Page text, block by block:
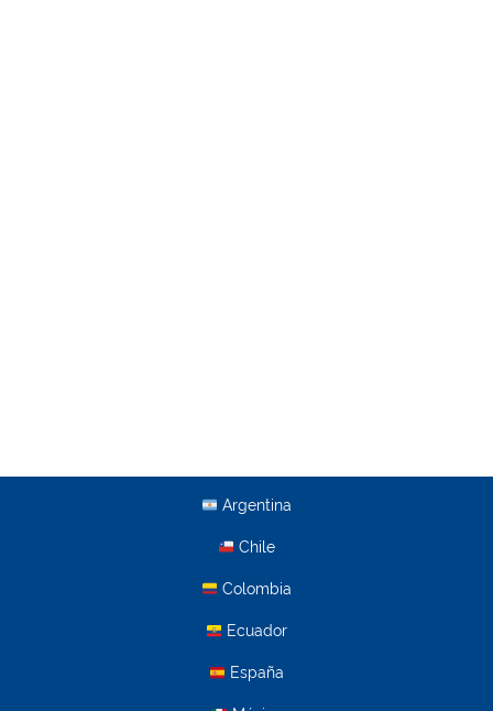
Argentina
Chile
Colombia
Ecuador
España